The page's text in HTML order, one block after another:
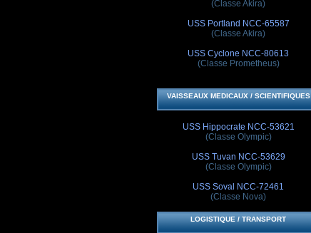
(Classe Akira)
USS Portland NCC-65587
(Classe Akira)
USS Cyclone NCC-80613
(Classe Prometheus)
VAISSEAUX MEDICAUX / SCIENTIFIQUES
USS Hippocrate NCC-53621
(Classe Olympic)
USS Tuvan NCC-53629
(Classe Olympic)
USS Soval NCC-72461
(Classe Nova)
LOGISTIQUE / TRANSPORT